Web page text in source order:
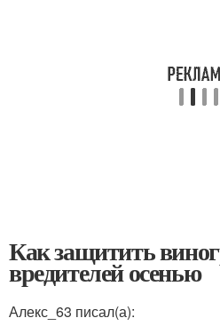
Как защитить
вредителей осенью
Алекс_63 писал(а):